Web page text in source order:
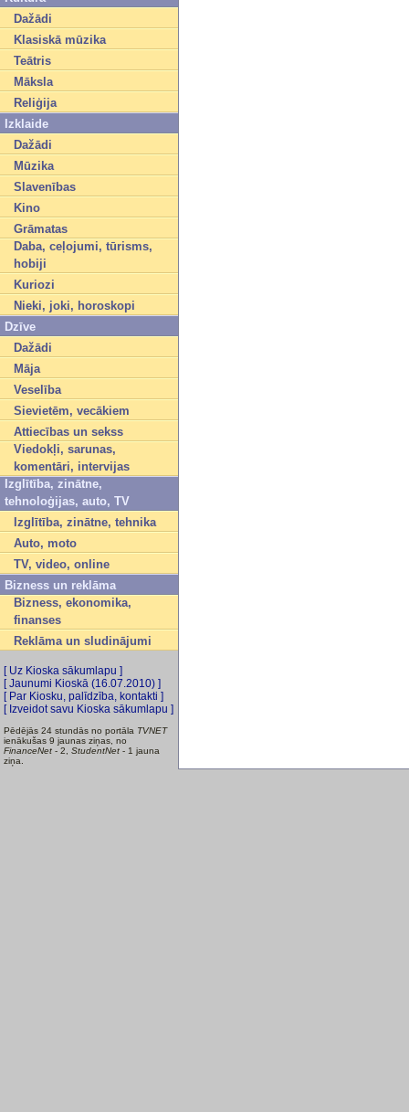
Dažādi
Klasiskā mūzika
Teātris
Māksla
Reliģija
Izklaide
Dažādi
Mūzika
Slavenības
Kino
Grāmatas
Daba, ceļojumi, tūrisms,
hobiji
Kuriozi
Nieki, joki, horoskopi
Dzīve
Dažādi
Māja
Veselība
Sievietēm, vecākiem
Attiecības un sekss
Viedokļi, sarunas,
komentāri, intervijas
Izglītība, zinātne,
tehnoloģijas, auto, TV
Izglītība, zinātne, tehnika
Auto, moto
TV, video, online
Bizness un reklāma
Bizness, ekonomika,
finanses
Reklāma un sludinājumi
[ Uz Kioska sākumlapu ]
[ Jaunumi Kioskā (16.07.2010) ]
[ Par Kiosku, palīdzība, kontakti ]
[ Izveidot savu Kioska sākumlapu ]
Pēdējās 24 stundās no portāla TVNET
ienākušas 9 jaunas ziņas, no
FinanceNet - 2, StudentNet - 1 jauna
ziņa.